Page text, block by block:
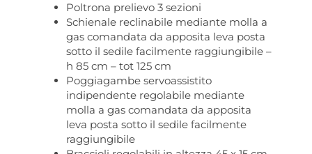
Poltrona prelievo 3 sezioni
Schienale reclinabile mediante molla a
gas comandata da apposita leva posta
sotto il sedile facilmente raggiungibile –
h 85 cm – tot 125 cm
Poggiagambe servoassistito
indipendente regolabile mediante
molla a gas comandata da apposita
leva posta sotto il sedile facilmente
raggiungibile